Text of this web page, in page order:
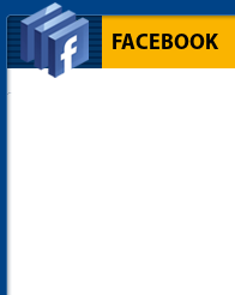
FACEBOOK